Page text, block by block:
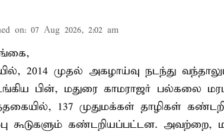
on: 07 Aug 2026, 2:02 am
2014 முதல் அகழாய்வு நடந்து
பின், மதுரை காமராஜர் பல்கலை
137 முதுமக்கள் தாழிகள்
கூடுகளும் கண்டறியப்பட்டன.